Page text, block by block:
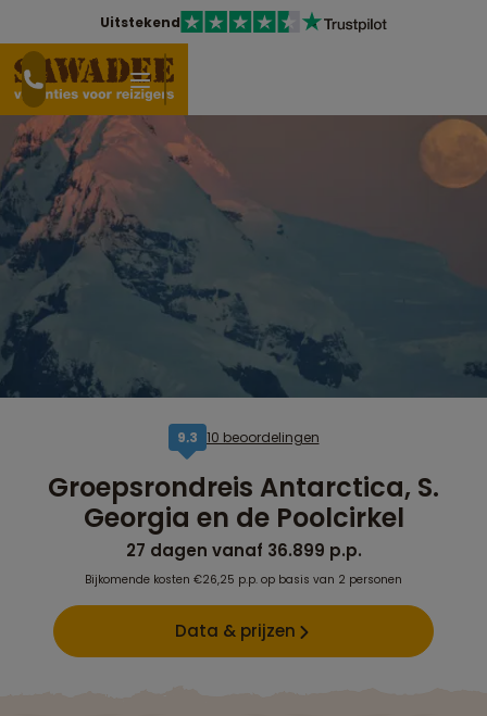
Uitstekend
9,3 10 beoordelingen
Groepsrondreis Antarctica, S.
Georgia en de Poolcirkel
27 dagen vanaf 36.899 p.p.
Bijkomende kosten €26,25 p.p. op basis van 2 personen
Data & prijzen